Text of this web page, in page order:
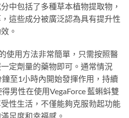
中包括了多種草本植物提取物，
這些成分被廣泛認為具有提升性
。
使用方法非常簡單，只需按照醫
定劑量的藥物即可。通常情況
至1小時內開始發揮作用，持續
男性在使用VegaForce 藍蝌蚪雙
性生活，不僅能夠克服勃起功能
足度和幸福感。